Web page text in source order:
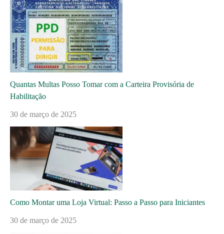
Quantas Multas Posso Tomar com a Carteira Provisória de
Habilitação
30 de março de 2025
Como Montar uma Loja Virtual: Passo a Passo para Iniciantes
30 de março de 2025